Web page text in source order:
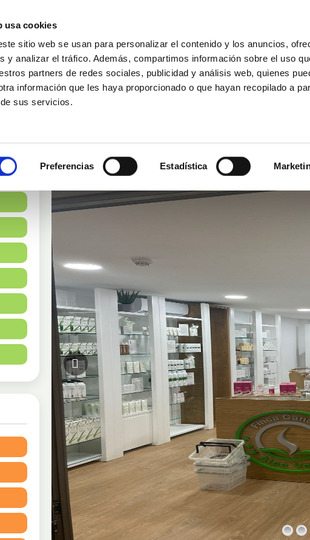
usa cookies
sitio web se usan para personalizar el contenido y los anuncios,
y analizar el tráfico. Además, compartimos información sobre el uso
partners de redes sociales, publicidad y análisis web, quienes
información que les haya proporcionado o que hayan recopilado a
sus servicios.
Preferencias Estadística
Bedrijf Bezoek reserveren DAKAR FOR LIFE